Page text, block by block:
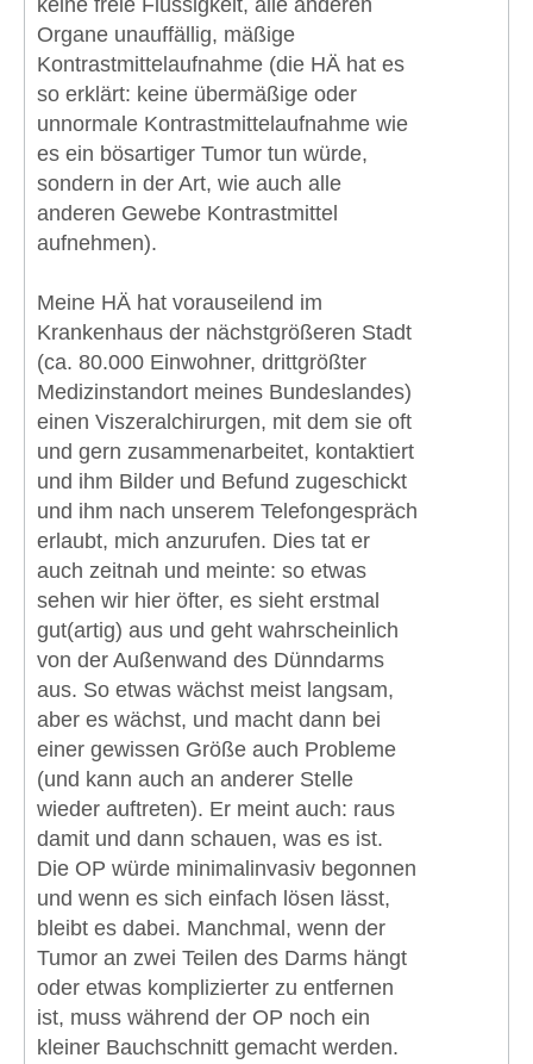
keine freie Flüssigkeit, alle anderen
Organe unauffällig, mäßige
Kontrastmittelaufnahme (die HÄ hat es
so erklärt: keine übermäßige oder
unnormale Kontrastmittelaufnahme wie
es ein bösartiger Tumor tun würde,
sondern in der Art, wie auch alle
anderen Gewebe Kontrastmittel
aufnehmen).
Meine HÄ hat vorauseilend im
Krankenhaus der nächstgrößeren Stadt
(ca. 80.000 Einwohner, drittgrößter
Medizinstandort meines Bundeslandes)
einen Viszeralchirurgen, mit dem sie oft
und gern zusammenarbeitet, kontaktiert
und ihm Bilder und Befund zugeschickt
und ihm nach unserem Telefongespräch
erlaubt, mich anzurufen. Dies tat er
auch zeitnah und meinte: so etwas
sehen wir hier öfter, es sieht erstmal
gut(artig) aus und geht wahrscheinlich
von der Außenwand des Dünndarms
aus. So etwas wächst meist langsam,
aber es wächst, und macht dann bei
einer gewissen Größe auch Probleme
(und kann auch an anderer Stelle
wieder auftreten). Er meint auch: raus
damit und dann schauen, was es ist.
Die OP würde minimalinvasiv begonnen
und wenn es sich einfach lösen lässt,
bleibt es dabei. Manchmal, wenn der
Tumor an zwei Teilen des Darms hängt
oder etwas komplizierter zu entfernen
ist, muss während der OP noch ein
kleiner Bauchschnitt gemacht werden.